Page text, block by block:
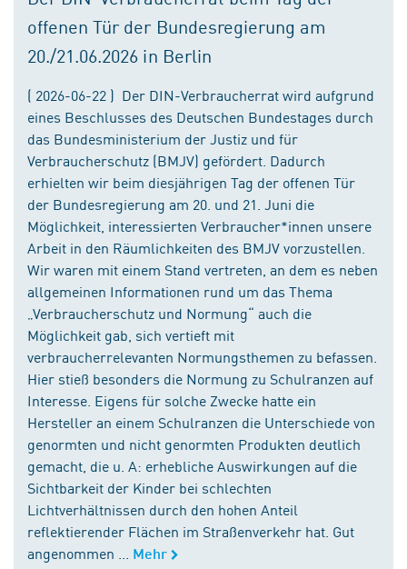
offenen Tür der Bundesregierung am
20./21.06.2026 in Berlin
( 2026-06-22 ) Der DIN-Verbraucherrat wird aufgrund
eines Beschlusses des Deutschen Bundestages durch
das Bundesministerium der Justiz und für
Verbraucherschutz (BMJV) gefördert. Dadurch
erhielten wir beim diesjährigen Tag der offenen Tür
der Bundesregierung am 20. und 21. Juni die
Möglichkeit, interessierten Verbraucher*innen unsere
Arbeit in den Räumlichkeiten des BMJV vorzustellen.
Wir waren mit einem Stand vertreten, an dem es neben
allgemeinen Informationen rund um das Thema
„Verbraucherschutz und Normung“ auch die
Möglichkeit gab, sich vertieft mit
verbraucherrelevanten Normungsthemen zu befassen.
Hier stieß besonders die Normung zu Schulranzen auf
Interesse. Eigens für solche Zwecke hatte ein
Hersteller an einem Schulranzen die Unterschiede von
genormten und nicht genormten Produkten deutlich
gemacht, die u. A: erhebliche Auswirkungen auf die
Sichtbarkeit der Kinder bei schlechten
Lichtverhältnissen durch den hohen Anteil
reflektierender Flächen im Straßenverkehr hat. Gut
angenommen ...
Mehr